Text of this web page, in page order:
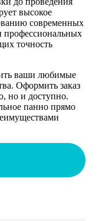
высокое
современных
профессиональных
точность
ваши любимые
Оформить заказ
но и доступно.
панно прямо